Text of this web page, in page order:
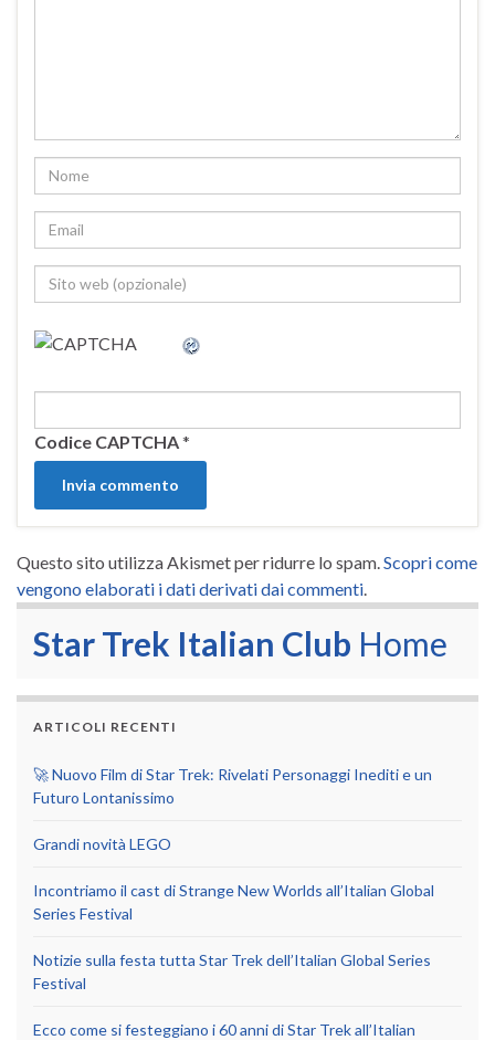
Codice CAPTCHA*
Questo sito utilizza Akismet per ridurre lo spam. Scopri come
vengono elaborati i dati derivati dai commenti
Star Trek Italian Club Home
ARTICOLI RECENTI
🚀 Nuovo Film di Star Trek: Rivelati Personaggi Inediti e un
Futuro Lontanissimo
Grandi novità LEGO
Incontriamo il cast di Strange New Worlds all’Italian Global
Series Festival
Notizie sulla festa tutta Star Trek dell’Italian Global Series
Festival
Ecco come si festeggiano i 60 anni di Star Trek all’Italian